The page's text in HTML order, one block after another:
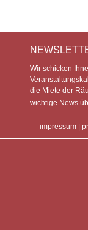
Wir schicken
die Miete der
wichtige News
impressum